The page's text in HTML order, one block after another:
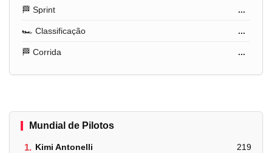
🏁 Sprint ...
🏎️ Classificação ...
🏁 Corrida ...
Mundial de Pilotos
1. Kimi Antonelli 219